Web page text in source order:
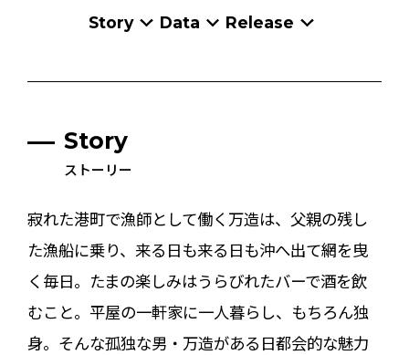
Story Data Release
Story
ストーリー
寂れた港町で漁師として働く万造は、父親の残し
た漁船に乗り、来る日も来る日も沖へ出て網を曳
く毎日。たまの楽しみはうらびれたバーで酒を飲
むこと。平屋の一軒家に一人暮らし、もちろん独
身。そんな孤独な男・万造がある日都会的な魅力